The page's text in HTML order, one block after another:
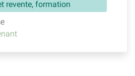
revente, formation